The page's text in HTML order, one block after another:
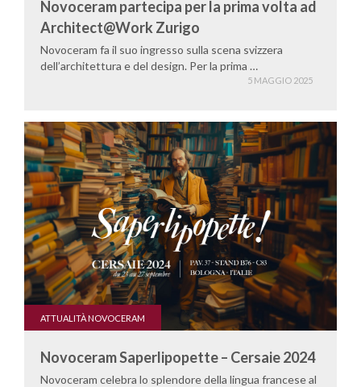
Novoceram partecipa per la prima volta ad
Architect@Work Zurigo
Novoceram fa il suo ingresso sulla scena svizzera
dell’architettura e del design. Per la prima …
5 MAGGIO 2025
ATTUALITÀ NOVOCERAM
Novoceram Saperlipopette – Cersaie 2024
Novoceram celebra lo splendore della lingua francese al